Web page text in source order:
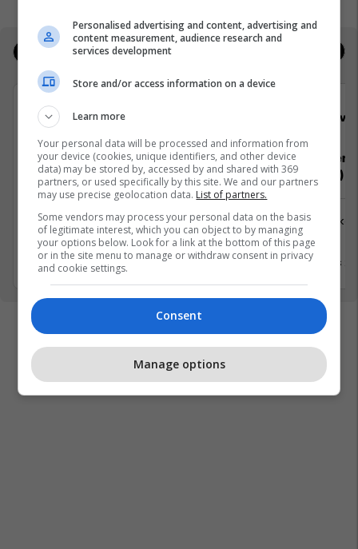
Jobs Deals
Viva Fresh Store
Pergadites Malli/Depoist
Logjistikë
Lipjan
13 Mars 2026
Kontroller
mallrave)
Logjistikë
Lipjan
13 Mars
Personalised advertising and content, advertising and
content measurement, audience research and
services development
Store and/or access information on a device
Learn more
Your personal data will be processed and information from
your device (cookies, unique identifiers, and other device
data) may be stored by, accessed by and shared with 369
partners, or used specifically by this site. We and our partners
may use precise geolocation data. List of partners.
Some vendors may process your personal data on the basis
of legitimate interest, which you can object to by managing
your options below. Look for a link at the bottom of this page
or in the site menu to manage or withdraw consent in privacy
and cookie settings.
Consent
Manage options